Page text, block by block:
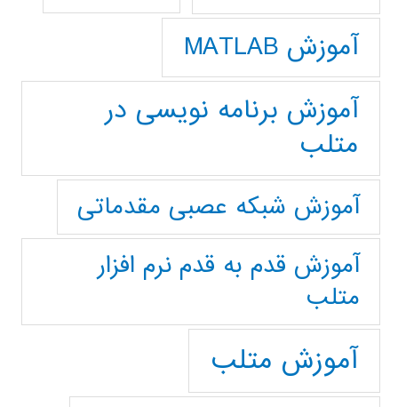
آموزش MATLAB
آموزش برنامه نویسی در
متلب
آموزش شبکه عصبی مقدماتی
آموزش قدم به قدم نرم افزار
متلب
آموزش متلب